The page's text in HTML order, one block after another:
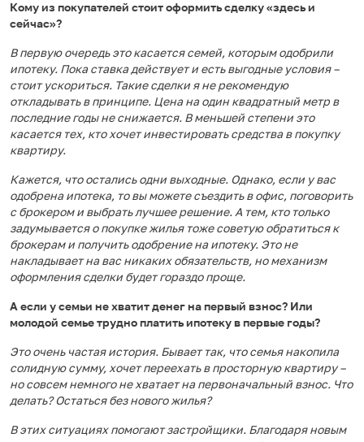
Кому из покупателей стоит оформить сделку «здесь и
сейчас»?
В первую очередь это касается семей, которым одобрили
ипотеку. Пока ставка действует и есть выгодные условия –
стоит ускориться. Такие сделки я не рекомендую
откладывать в принципе. Цена на один квадратный метр в
последние годы не снижается. В меньшей степени это
касается тех, кто хочет инвестировать средства в покупку
квартиру.
Кажется, что остались одни выходные. Однако, если у вас
одобрена ипотека, то вы можете съездить в офис, поговорить
с брокером и выбрать лучшее решение. А тем, кто только
задумывается о покупке жилья тоже советую обратиться к
брокерам и получить одобрение на ипотеку. Это не
накладывает на вас никаких обязательств, но механизм
оформления сделки будет гораздо проще.
А если у семьи не хватит денег на первый взнос? Или
молодой семье трудно платить ипотеку в первые годы?
Это очень частая история. Бывает так, что семья накопила
солидную сумму, хочет переехать в просторную квартиру –
но совсем немного не хватает на первоначальный взнос. Что
делать? Остаться без нового жилья?
В этих ситуациях помогают застройщики. Благодаря новым